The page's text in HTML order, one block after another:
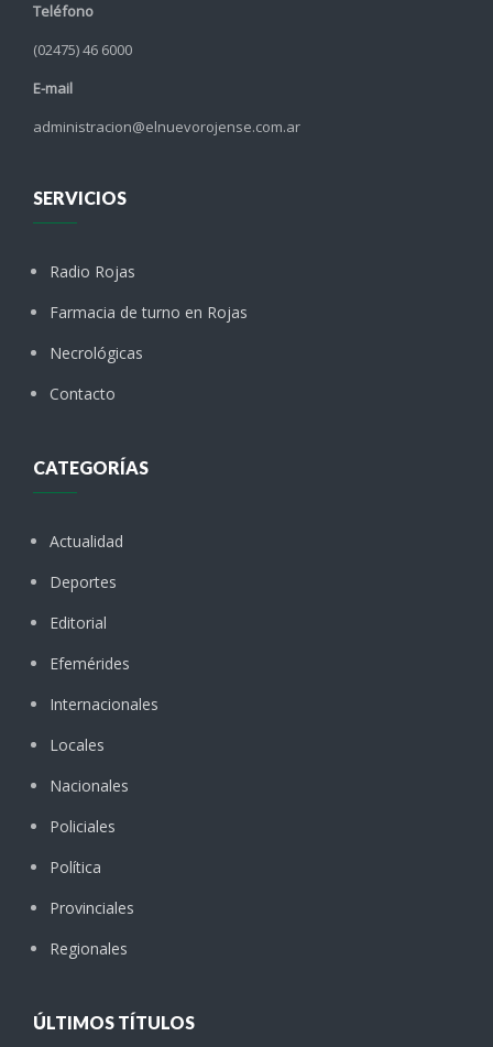
Teléfono
(02475) 46 6000
E-mail
administracion@elnuevorojense.com.ar
SERVICIOS
Radio Rojas
Farmacia de turno en Rojas
Necrológicas
Contacto
CATEGORÍAS
Actualidad
Deportes
Editorial
Efemérides
Internacionales
Locales
Nacionales
Policiales
Política
Provinciales
Regionales
ÚLTIMOS TÍTULOS